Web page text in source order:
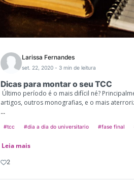
Larissa Fernandes
set. 22, 2020 - 3 min de leitura
Dicas para montar o seu TCC
Último período é o mais difícil né?
artigos, outros monografias, e o mais
...
#tcc #dia a dia do universitario #fase final
Leia mais
2